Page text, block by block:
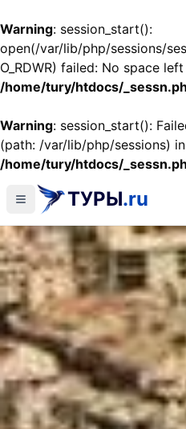
Warning: session_start():
open(/var/lib/php/sessions/
O_RDWR) failed: No space
/home/tury/htdocs/
Warning: session_start():
(path: /var/lib/php/sessions) in
/home/tury/htdocs/
ТУРЫ.ru